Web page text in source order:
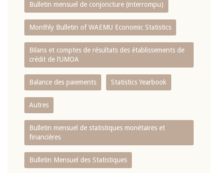
Bulletin mensuel de conjoncture (interrompu)
Monthly Bulletin of WAEMU Economic Statistics
Bilans et comptes de résultats des établissements de
crédit de l‘UMOA
Balance des paiements Statistics Yearbook
Autres
Bulletin mensuel de statistiques monétaires et
financières
Bulletin Mensuel des Statistiques